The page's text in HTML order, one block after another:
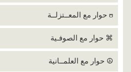
ʊ حوار مع المعــتزلــة
⌘ حوار مع الصوفـية
☮ حوار مع العلمــانية